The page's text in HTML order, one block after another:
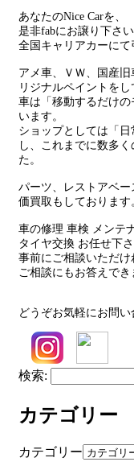
あなたのNice Carを、
是非fabにお譲り下さい
全国キャリアカーにて
アメ車、ＶＷ、国産
リジナルペイントをし
車は「移動するだけ
います。
ショップとしては「
し、これまでに数多
た。
パーツ、レストアベ
価買取もしております
車の修理 車検 メンテ
タイヤ交換 お任せ下さ
事前にご相談いただ
ご相談にもお答えでき
どうぞお気軽にお問い
検索:
カテゴリー
カテゴリー